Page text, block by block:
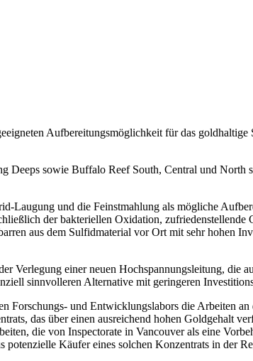
Aufbereitungsmöglichkeit für das
Deeps sowie Buffalo Reef South, Central und North
Laugung und die Feinstmahlung als mögliche
der bakteriellen Oxidation, zufriedenstellende
aus dem Sulfidmaterial vor Ort mit sehr hohen
einer neuen Hochspannungsleitung, die
sinnvolleren Alternative mit geringeren
Forschungs- und Entwicklungslabors die Arbeiten an
das über einen ausreichend hohen Goldgehalt
die von Inspectorate in Vancouver als eine
Käufer eines solchen Konzentrats in der